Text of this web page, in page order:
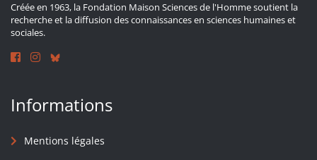
Créée en 1963, la Fondation Maison Sciences de l'Homme soutient la
recherche et la diffusion des connaissances en sciences humaines et
sociales.
Informations
Mentions légales